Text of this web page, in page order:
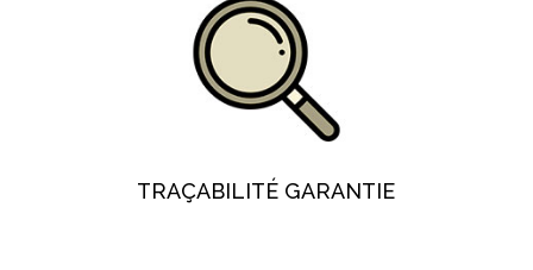
TRAÇABILITÉ GARANTIE